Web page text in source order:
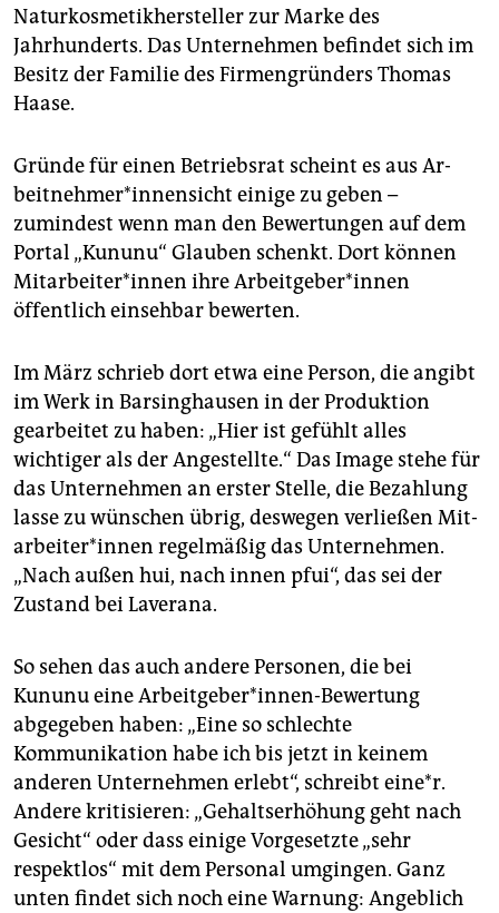
Naturkosmetikhersteller zur Marke des
Jahrhunderts. Das Unternehmen befindet sich im
Besitz der Familie des Firmengründers Thomas
Haase.
Gründe für einen Betriebsrat scheint es aus Ar­
beit­neh­me­r*innen­sicht einige zu geben –
zumindest wenn man den Bewertungen auf dem
Portal „Kununu“ Glauben schenkt. Dort können
Mit­ar­bei­ter*in­nen ihre Ar­beit­ge­be­r*in­nen
öffentlich einsehbar bewerten.
Im März schrieb dort etwa eine Person, die angibt
im Werk in Barsinghausen in der Produktion
gearbeitet zu haben: „Hier ist gefühlt alles
wichtiger als der Angestellte.“ Das Image stehe für
das Unternehmen an erster Stelle, die Bezahlung
lasse zu wünschen übrig, deswegen verließen Mit­
ar­bei­te­r*in­nen regelmäßig das Unternehmen.
„Nach außen hui, nach innen pfui“, das sei der
Zustand bei Laverana.
So sehen das auch andere Personen, die bei
Kununu eine Arbeitgeber*innen-Be­wer­tung
abgegeben haben: „Eine so schlechte
Kommunikation habe ich bis jetzt in keinem
anderen Unternehmen erlebt“, schreibt eine*r.
Andere kritisieren: „Gehaltserhöhung geht nach
Gesicht“ oder dass einige Vorgesetzte „sehr
respektlos“ mit dem Personal umgingen. Ganz
unten findet sich noch eine Warnung: Angeblich